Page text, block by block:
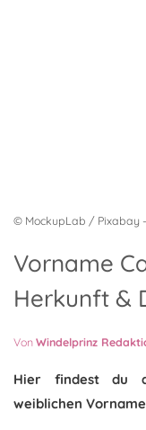
© MockupLab / Pixabay
Vorname
Herkunft &
VonWindelprinz
Hier findest du
weiblichen